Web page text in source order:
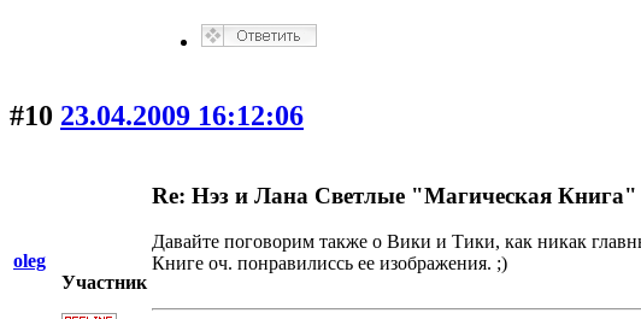
#10 23.04.2009 16:12:06
oleg
Участник
Re: Нэз и Лана Светлые "Магическая Книга"
Давайте поговорим также о Вики и Тики, как никак
Книге оч. понравилиссь ее изображения. ;)